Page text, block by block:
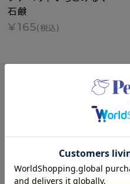
石鹸
¥165(税込)
夏